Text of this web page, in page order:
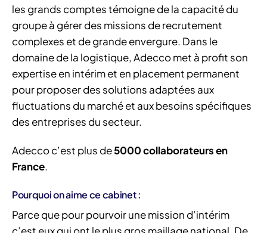
les grands comptes témoigne de la capacité du
groupe à gérer des missions de recrutement
complexes et de grande envergure. Dans le
domaine de la logistique, Adecco met à profit son
expertise en intérim et en placement permanent
pour proposer des solutions adaptées aux
fluctuations du marché et aux besoins spécifiques
des entreprises du secteur.
Adecco c’est plus de5000 collaborateurs en
France.
Pourquoi on aime ce cabinet :
Parce que pour pourvoir une mission d’intérim